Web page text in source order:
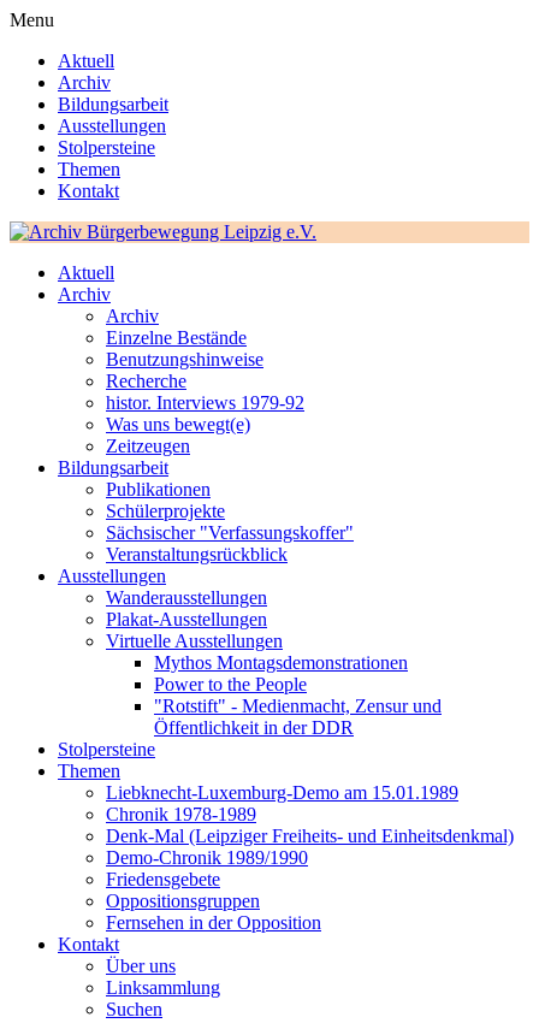
Menu
Aktuell
Archiv
Bildungsarbeit
Ausstellungen
Stolpersteine
Themen
Kontakt
Aktuell
Archiv
Archiv
Einzelne Bestände
Benutzungshinweise
Recherche
histor. Interviews 1979-92
Was uns bewegt(e)
Zeitzeugen
Bildungsarbeit
Publikationen
Schülerprojekte
Sächsischer "Verfassungskoffer"
Veranstaltungsrückblick
Ausstellungen
Wanderausstellungen
Plakat-Ausstellungen
Virtuelle Ausstellungen
Mythos Montagsdemonstrationen
Power to the People
"Rotstift" - Medienmacht, Zensur und
Öffentlichkeit in der DDR
Stolpersteine
Themen
Liebknecht-Luxemburg-Demo am 15.01.1989
Chronik 1978-1989
Denk-Mal (Leipziger Freiheits- und Einheitsdenkmal)
Demo-Chronik 1989/1990
Friedensgebete
Oppositionsgruppen
Fernsehen in der Opposition
Kontakt
Über uns
Linksammlung
Suchen